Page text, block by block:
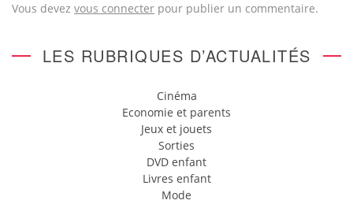
Vous devez vous connecter pour publier un commentaire.
LES RUBRIQUES D’ACTUALITÉS
Cinéma
Economie et parents
Jeux et jouets
Sorties
DVD enfant
Livres enfant
Mode